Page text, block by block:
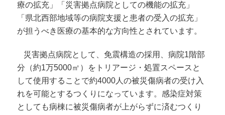
療の拡充」「災害拠点病院としての機能の拡充」
「県北西部地域等の病院支援と患者の受入の拡充」
が担うべき医療の基本的な方向性とされています。
災害拠点病院として、免震構造の採用、病院1階部
分（約1万5000㎡）をトリアージ・処置スペースと
して使用することで約4000人の被災傷病者の受け入
れを可能とするつくりになっています。感染症対策
としても病棟に被災傷病者が上がらずに済むつくり